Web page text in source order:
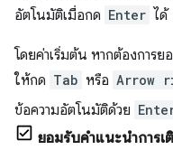
อัตโนมัติเมื่อกด Enter ได้
โดยค่าเริ่มต้น หากต้องการ
ให้กด Tab หรือ Arrow
ข้อความอัตโนมัติด้วย
ยอมรับคำแนะนำการ